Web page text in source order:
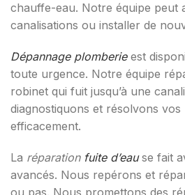
chauffe-eau. Notre équipe peut
canalisations ou installer de
Dépannage plomberieest
toute urgence. Notre équipe
robinet qui fuit jusqu’à une
diagnostiquons et résolvons vos
efficacement.
La réparation fuite d’eause fait
avancés. Nous repérons et